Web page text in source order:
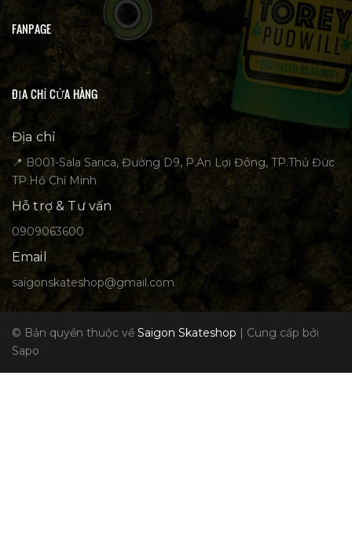
FANPAGE
ĐỊA CHỈ CỬA HÀNG
Địa chỉ
📍 B001-Sala Sarica, Đường D9, P.An Lợi Đông, TP.Thủ Đức
TP.Hồ Chí Minh
Hỗ trợ & Tư vấn
0909063600
Email
saigonskateshop@gmail.com
© Bản quyền thuộc về Saigon Skateshop | Cung cấp bởi
Sapo